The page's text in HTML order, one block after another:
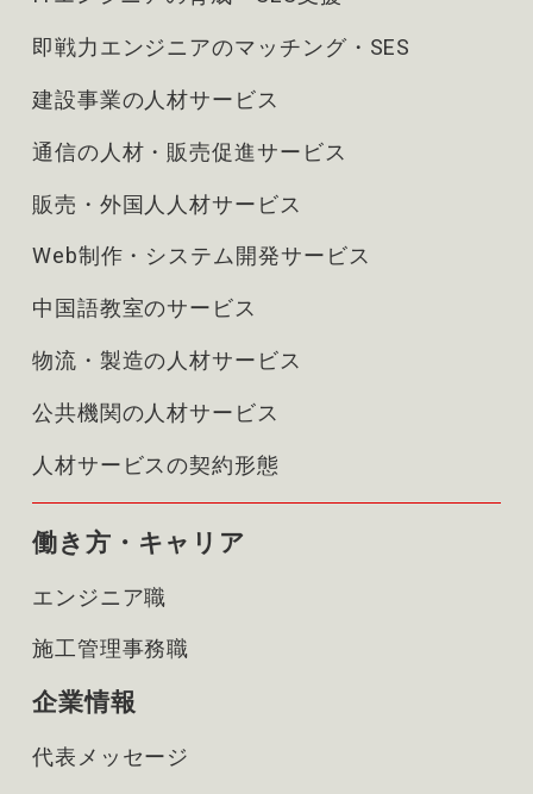
即戦力エンジニアのマッチング・SES
建設事業の人材サービス
通信の人材・販売促進サービス
販売・外国人人材サービス
Web制作・システム開発サービス
中国語教室のサービス
物流・製造の人材サービス
公共機関の人材サービス
人材サービスの契約形態
働き方・キャリア
エンジニア職
施工管理事務職
企業情報
代表メッセージ